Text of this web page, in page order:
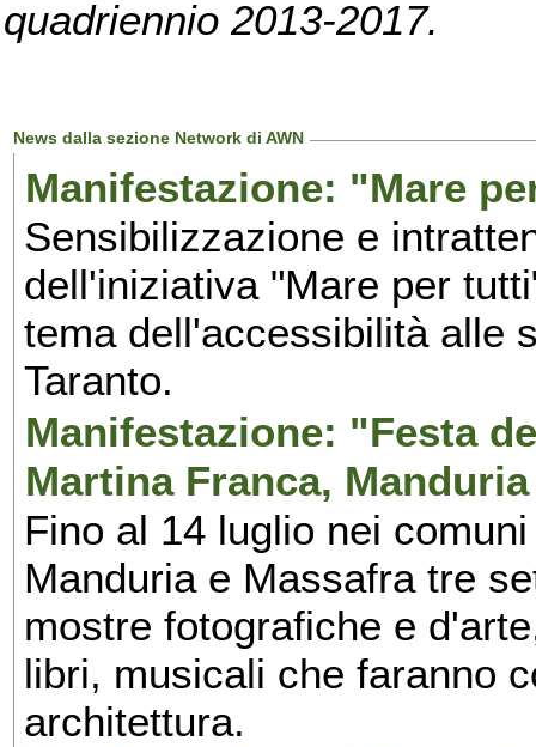
quadriennio 2013-2017.
News dalla sezione Network di AWN
Manifestazione: "Mare
Sensibilizzazione e
dell'iniziativa "Mare per
tema dell'accessibilità alle
Taranto.
Manifestazione: "Festa
Martina Franca,
Fino al 14 luglio nei
Manduria e Massafra tre
mostre fotografiche e
libri, musicali che faranno
architettura.